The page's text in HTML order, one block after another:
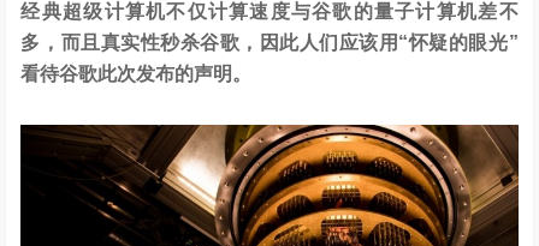
经典超级计算机不仅计算速度与谷歌的量子计算机差不
多，而且真实性秒杀谷歌，因此人们应该用“怀疑的眼光”
看待谷歌此次发布的声明。